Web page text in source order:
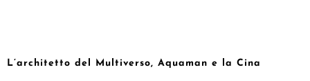
L’architetto del Multiverso, Aquaman e la Cina